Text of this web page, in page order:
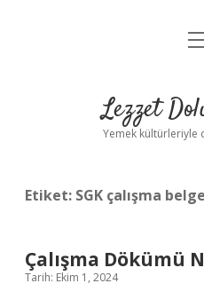
Yasal
Lezzet
Yemek kültürleriyle
Etiket: SGK çalışma
Çalışma Dökümü
Tarih: Ekim 1, 2024